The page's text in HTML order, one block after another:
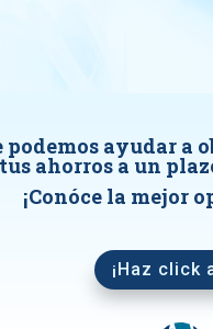
podemos ayudar a
tus ahorros a un
¡Conóce la mejor
¡Haz click